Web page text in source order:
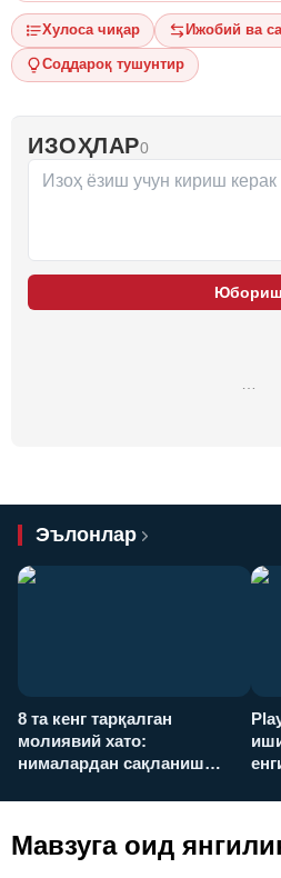
Хулоса чиқар Ижобий ва
Соддароқ тушунтир
ИЗОҲЛАР0
Юбориш
Эълонлар
8 та кенг тарқалган
молиявий хато:
нималардан сақланиш
Мавзуга оид